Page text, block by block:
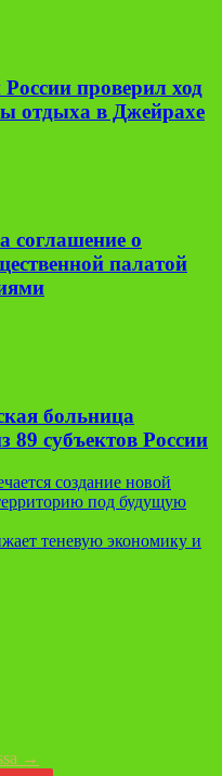
проверил ход
отдыха в Джейрахе
соглашение о
палатой
больница
89 субъектов России
создание новой
под будущую
теневую экономику и
→